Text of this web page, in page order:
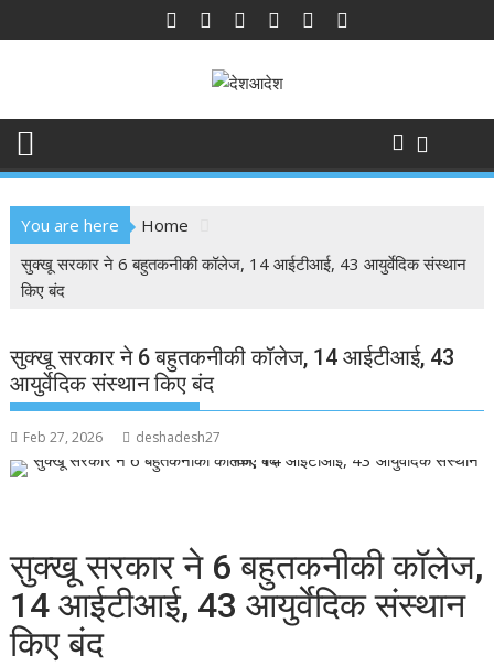
to
You are here
Home
सुक्खू सरकार ने 6 बहुतकनीकी कॉलेज, 14 आईटीआई, 43 आयुर्वेदिक संस्थान
किए बंद
सुक्खू सरकार ने 6 बहुतकनीकी कॉलेज, 14 आईटीआई, 43
आयुर्वेदिक संस्थान किए बंद
Feb 27, 2026 deshadesh27
सुक्खू सरकार ने 6 बहुतकनीकी कॉलेज,
14 आईटीआई, 43 आयुर्वेदिक संस्थान
किए बंद